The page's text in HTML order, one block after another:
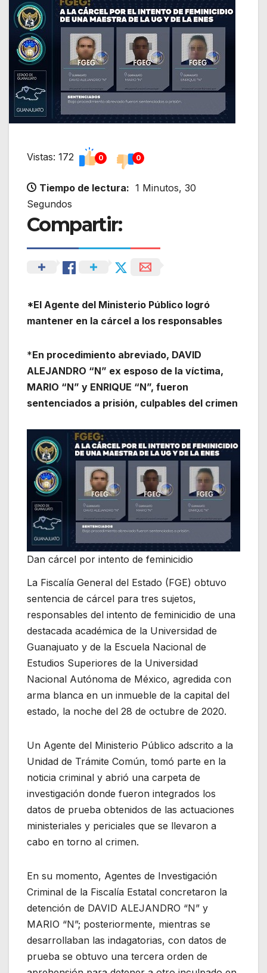
Vistas: 172 0 0
Tiempo de lectura: 1 Minutos, 30
Segundos
Compartir:
*El Agente del Ministerio Público logró
mantener en la cárcel a los responsables
*En procedimiento abreviado, DAVID
ALEJANDRO “N” ex esposo de la víctima,
MARIO “N” y ENRIQUE “N”, fueron
sentenciados a prisión, culpables del crimen
Dan cárcel por intento de feminicidio
La Fiscalía General del Estado (FGE) obtuvo
sentencia de cárcel para tres sujetos,
responsables del intento de feminicidio de una
destacada académica de la Universidad de
Guanajuato y de la Escuela Nacional de
Estudios Superiores de la Universidad
Nacional Autónoma de México, agredida con
arma blanca en un inmueble de la capital del
estado, la noche del 28 de octubre de 2020.
Un Agente del Ministerio Público adscrito a la
Unidad de Trámite Común, tomó parte en la
noticia criminal y abrió una carpeta de
investigación donde fueron integrados los
datos de prueba obtenidos de las actuaciones
ministeriales y periciales que se llevaron a
cabo en torno al crimen.
En su momento, Agentes de Investigación
Criminal de la Fiscalía Estatal concretaron la
detención de DAVID ALEJANDRO “N” y
MARIO “N”; posteriormente, mientras se
desarrollaban las indagatorias, con datos de
prueba se obtuvo una tercera orden de